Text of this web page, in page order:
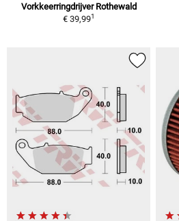
Vorkkeerringdrijver Rothewald
€ 39,991